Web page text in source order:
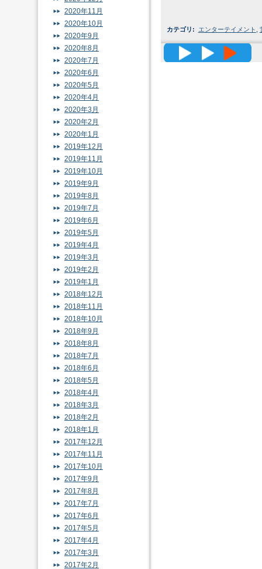
カテゴリ : エンターテイメント
高精度メ
2020年11月
2020年10月
2020年9月
2020年8月
2020年7月
2020年6月
2020年5月
2020年4月
2020年3月
2020年2月
2020年1月
2019年12月
2019年11月
2019年10月
2019年9月
2019年8月
2019年7月
2019年6月
2019年5月
2019年4月
2019年3月
2019年2月
2019年1月
2018年12月
2018年11月
2018年10月
2018年9月
2018年8月
2018年7月
2018年6月
2018年5月
2018年4月
2018年3月
2018年2月
2018年1月
2017年12月
2017年11月
2017年10月
2017年9月
2017年8月
2017年7月
2017年6月
2017年5月
2017年4月
2017年3月
2017年2月